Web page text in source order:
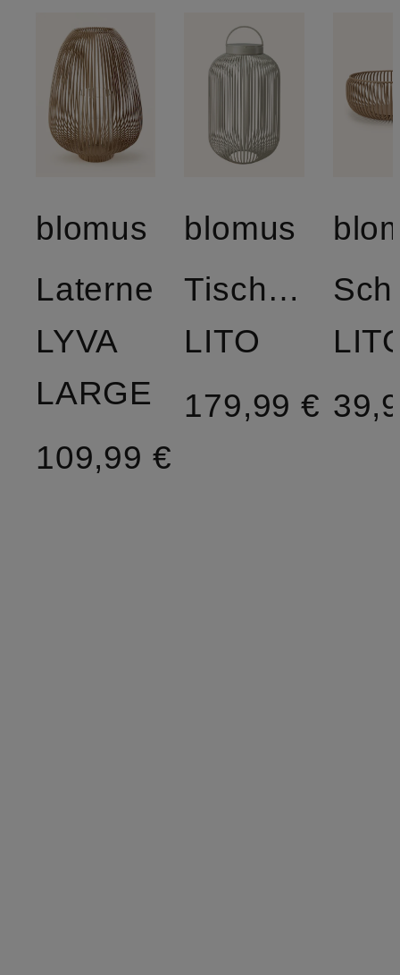
blomus
Laterne
LYVA
LARGE
109,99 €
blomus
Tischleuchte
LITO
179,99 €